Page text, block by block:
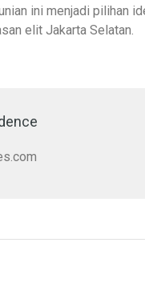
ini menjadi pilihan
elit Jakarta Selatan.